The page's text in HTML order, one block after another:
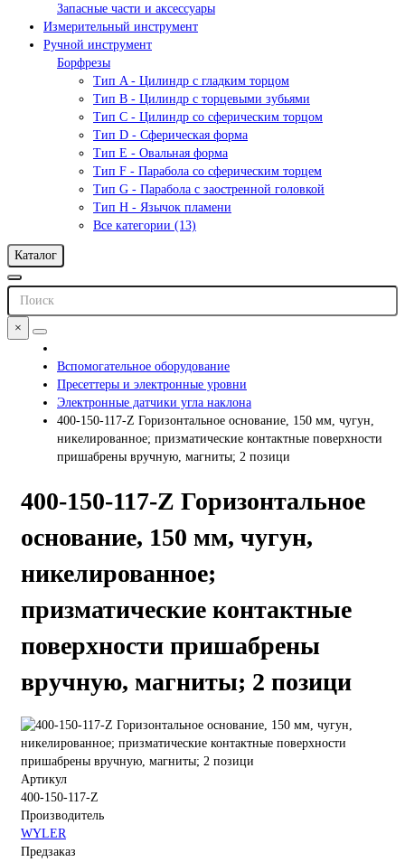
Запасные части и аксессуары
Измерительный инструмент
Ручной инструмент
Борфрезы
Тип A - Цилиндр с гладким торцом
Тип В - Цилиндр с торцевыми зубьями
Тип С - Цилиндр со сферическим торцом
Тип D - Сферическая форма
Тип Е - Овальная форма
Тип F - Парабола со сферическим торцем
Тип G - Парабола с заостренной головкой
Тип H - Язычок пламени
Все категории (13)
Каталог
×
Вспомогательное оборудование
Пресеттеры и электронные уровни
Электронные датчики угла наклона
400-150-117-Z Горизонтальное основание, 150 мм, чугун,
никелированное; призматические контактные поверхности
пришабрены вручную, магниты; 2 позици
400-150-117-Z Горизонтальное
основание, 150 мм, чугун,
никелированное;
призматические контактные
поверхности пришабрены
вручную, магниты; 2 позици
Артикул
400-150-117-Z
Производитель
WYLER
Предзаказ